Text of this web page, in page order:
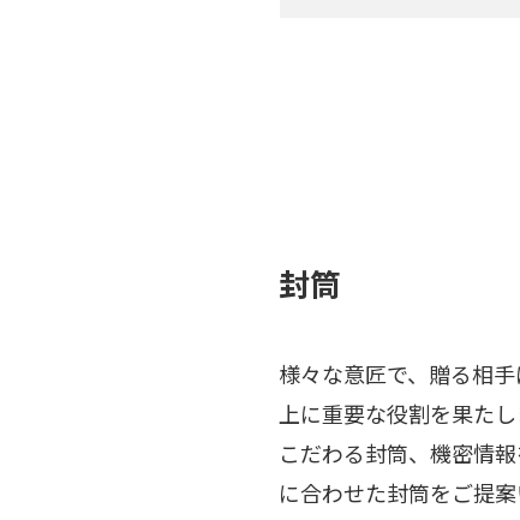
封筒
様々な意匠で、贈る相
上に重要な役割を果た
こだわる封筒、機密情
に合わせた封筒をご提